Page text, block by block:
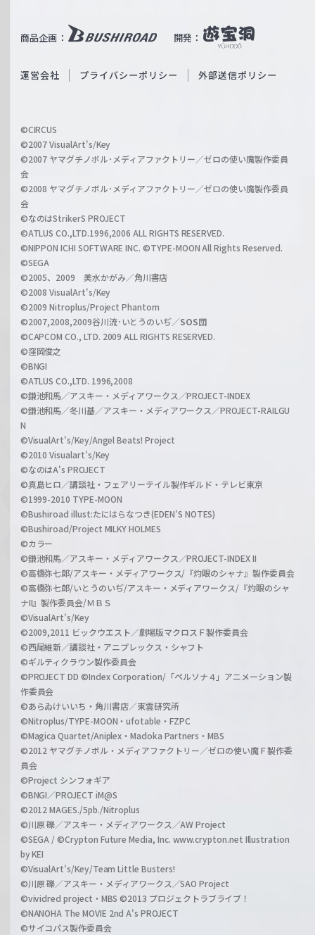
ß
c
a
r
z
商品企画： 開発：
b
O
i
l
h
a
n
l
運営会社 プライバシーポリシー 外部送信ポリシー
©CIRCUS
©2007 VisualArt's/Key
©2007 ヤマグチノボル･メディアファクトリー／ゼロの使い魔製作委員
会
©2008 ヤマグチノボル･メディアファクトリー／ゼロの使い魔製作委員
会
©なのはStrikerS PROJECT
©ATLUS CO.,LTD.1996,2006 ALL RIGHTS RESERVED.
©NIPPON ICHI SOFTWARE INC. ©TYPE-MOON All Rights Reserved.
©SEGA
©2005、2009 美水かがみ／角川書店
©2008 VisualArt's/Key
©2009 Nitroplus/Project Phantom
©2007,2008,2009谷川流･いとうのいぢ／SOS団
©CAPCOM CO., LTD. 2009 ALL RIGHTS RESERVED.
©窪岡俊之
©BNGI
©ATLUS CO.,LTD. 1996,2008
©鎌池和馬／アスキー・メディアワークス／PROJECT-INDEX
©鎌池和馬／冬川基／アスキー・メディアワークス／PROJECT-RAILGU
N
©VisualArt's/Key/Angel Beats! Project
©2010 Visualart's/Key
©なのはA's PROJECT
©真島ヒロ／講談社・フェアリーテイル製作ギルド・テレビ東京
©1999-2010 TYPE-MOON
©Bushiroad illust:たにはらなつき(EDEN'S NOTES)
©Bushiroad/Project MILKY HOLMES
©カラー
©鎌池和馬／アスキー・メディアワークス／PROJECT-INDEX II
©高橋弥七郎/アスキー・メディアワークス/『灼眼のシャナ』製作委員会
©高橋弥七郎/いとうのいぢ/アスキー・メディアワークス/『灼眼のシャ
ナII』製作委員会/ＭＢＳ
©VisualArt's/Key
©2009,2011 ビックウエスト／劇場版マクロスＦ製作委員会
©西尾維新／講談社・アニプレックス・シャフト
©ギルティクラウン製作委員会
©PROJECT DD ©Index Corporation/「ペルソナ４」アニメーション製
作委員会
©あらゐけいいち・角川書店／東雲研究所
©Nitroplus/TYPE-MOON・ufotable・FZPC
©Magica Quartet/Aniplex・Madoka Partners・MBS
©2012 ヤマグチノボル・メディアファクトリー／ゼロの使い魔Ｆ製作委
員会
©Project シンフォギア
©BNGI／PROJECT iM@S
©2012 MAGES./5pb./Nitroplus
©川原 礫／アスキー・メディアワークス／AW Project
©SEGA / ©Crypton Future Media, Inc. www.crypton.net Illustration
by KEI
©VisualArt's/Key/Team Little Busters!
©川原 礫／アスキー・メディアワークス／SAO Project
©vividred project・MBS ©2013 プロジェクトラブライブ！
©NANOHA The MOVIE 2nd A's PROJECT
©サイコパス製作委員会